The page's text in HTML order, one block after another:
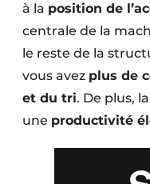
à la position de
centrale de la
le reste de la
vous avez plus de
et du tri. De plus,
une productivité